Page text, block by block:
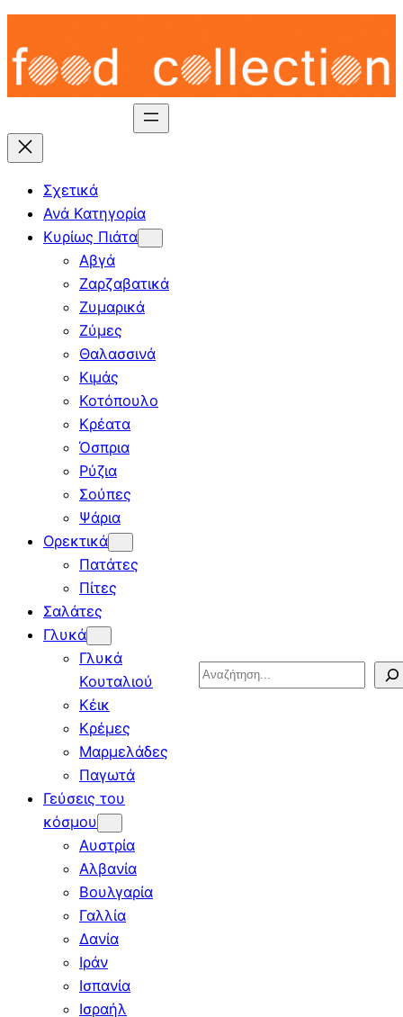
Skip
content
Σχετικά
Ανά Κατηγορία
Κυρίως Πιάτα
Αβγά
Ζαρζαβατικά
Ζυμαρικά
Ζύμες
Θαλασσινά
Κιμάς
Κοτόπουλο
Κρέατα
Όσπρια
Ρύζια
Σούπες
Ψάρια
Ορεκτικά
Πατάτες
Πίτες
Σαλάτες
Γλυκά
Γλυκά
Κουταλιού
Κέικ
Κρέμες
Μαρμελάδες
Παγωτά
Γεύσεις του
κόσμου
Αυστρία
Αλβανία
Βουλγαρία
Γαλλία
Δανία
Ιράν
Ισπανία
Ισραήλ
Search